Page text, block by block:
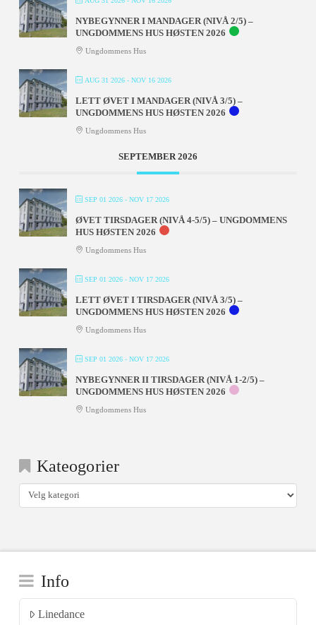
NYBEGYNNER I MANDAGER (NIVÅ 2/5) –
UNGDOMMENS HUS HØSTEN 2026
Ungdommens Hus
AUG 31 2026- NOV 16 2026
LETT ØVET I MANDAGER (NIVÅ 3/5) –
UNGDOMMENS HUS HØSTEN 2026
Ungdommens Hus
SEPTEMBER 2026
SEP 01 2026- NOV 17 2026
ØVET TIRSDAGER (NIVÅ 4-5/5) – UNGDOMMENS
HUS HØSTEN 2026
Ungdommens Hus
SEP 01 2026- NOV 17 2026
LETT ØVET I TIRSDAGER (NIVÅ 3/5) –
UNGDOMMENS HUS HØSTEN 2026
Ungdommens Hus
SEP 01 2026- NOV 17 2026
NYBEGYNNER II TIRSDAGER (NIVÅ 1-2/5) –
UNGDOMMENS HUS HØSTEN 2026
Ungdommens Hus
Kateogorier
Kateogorier
Info
Linedance